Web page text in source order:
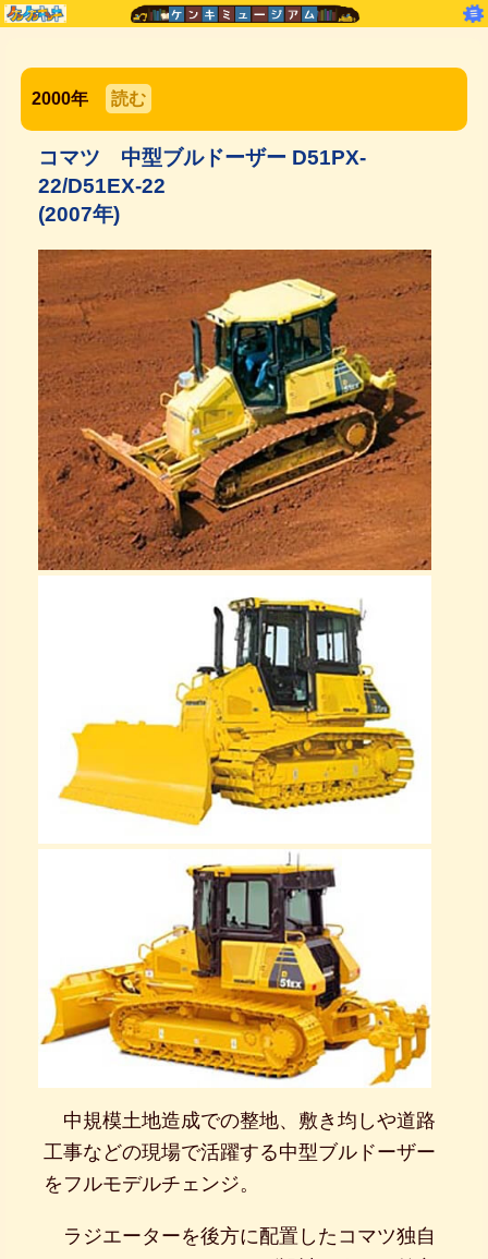
2000年 読む
コマツ 中型ブルドーザー D51PX-
22/D51EX-22
(2007年)
中規模土地造成での整地、敷き均しや道路
工事などの現場で活躍する中型ブルドーザー
をフルモデルチェンジ。
ラジエーターを後方に配置したコマツ独自